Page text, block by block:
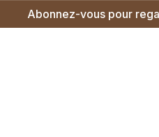
Abonnez-vous pour